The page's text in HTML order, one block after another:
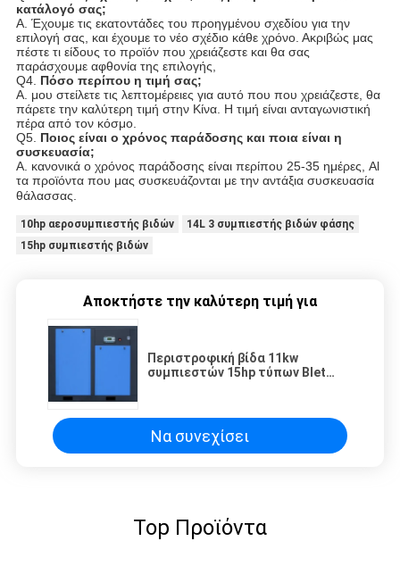
κατάλογό σας;
Α. Έχουμε τις εκατοντάδες του προηγμένου σχεδίου για την
επιλογή σας, και έχουμε το νέο σχέδιο κάθε χρόνο. Ακριβώς μας
πέστε τι είδους το προϊόν που χρειάζεστε και θα σας
παράσχουμε αφθονία της επιλογής,
Q4. Πόσο περίπου η τιμή σας;
Α. μου στείλετε τις λεπτομέρειες για αυτό που που χρειάζεστε, θα
πάρετε την καλύτερη τιμή στην Κίνα. Η τιμή είναι ανταγωνιστική
πέρα από τον κόσμο.
Q5. Ποιος είναι ο χρόνος παράδοσης και ποια είναι η
συσκευασία;
Α. κανονικά ο χρόνος παράδοσης είναι περίπου 25-35 ημέρες, Al
τα προϊόντα που μας συσκευάζονται με την αντάξια συσκευασία
θάλασσας.
10hp αεροσυμπιεστής βιδών
14L 3 συμπιεστής βιδών φάσης
15hp συμπιεστής βιδών
Αποκτήστε την καλύτερη τιμή για
Περιστροφική βίδα 11kw
συμπιεστών 15hp τύπων Blet
Να συνεχίσει
Top Προϊόντα